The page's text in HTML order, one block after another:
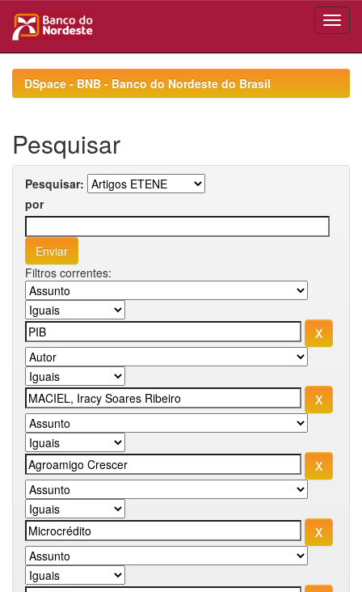
navigationDSpace - BNB - Banco do Nordeste do Brasil
Pesquisar
Pesquisar:
por
Filtros correntes: